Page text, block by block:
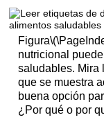
Figura
nutricional
saludables. Mira
que se muestra
buena opción
¿Por qué o por